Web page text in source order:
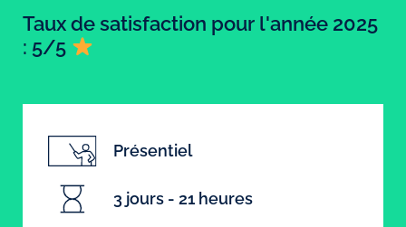
Taux de satisfaction pour l'année 2025
: 5/5
Présentiel
3 jours - 21 heures